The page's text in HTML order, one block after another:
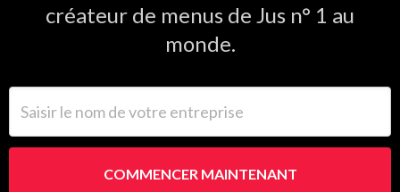
créateur de menus de Jus n° 1 au
monde.
COMMENCER MAINTENANT